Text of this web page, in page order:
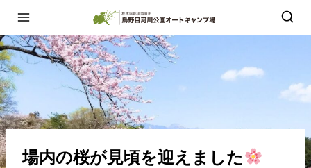
場内の桜が見頃を迎えました